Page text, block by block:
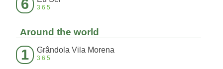
6 365
Around the world
1 Grândola Vila Morena
365